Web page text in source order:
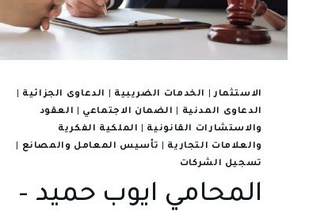
الاستثمار| الخدمات الضريبية الدعاوى الجزائية
الدعاوى المدنية
الضمان الاجتماعي
العقود
والاستشارات القانونية
الملكية الفكرية
والعلامات التجارية
تأسيس المعامل والمصانع
تسجيل الشركات
المحامي ايوب حميد –